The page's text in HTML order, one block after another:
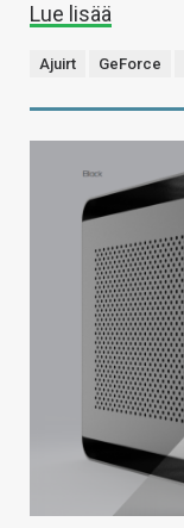
Lue lisää
Ajuirt GeForce